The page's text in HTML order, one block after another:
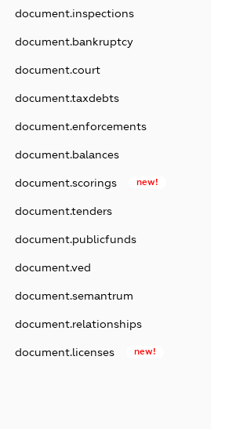
document.inspections
document.bankruptcy
document.court
document.taxdebts
document.enforcements
document.balances
document.scorings new!
document.tenders
document.publicfunds
document.ved
document.semantrum
document.relationships
document.licenses new!